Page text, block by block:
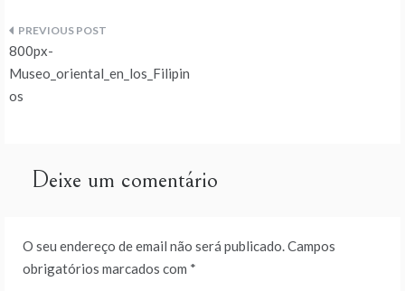
Navegação
de
800px-
Museo_oriental_en_los_Filipin
os
Deixe um comentário
O seu endereço de email não será publicado.Campos
obrigatórios marcados com *